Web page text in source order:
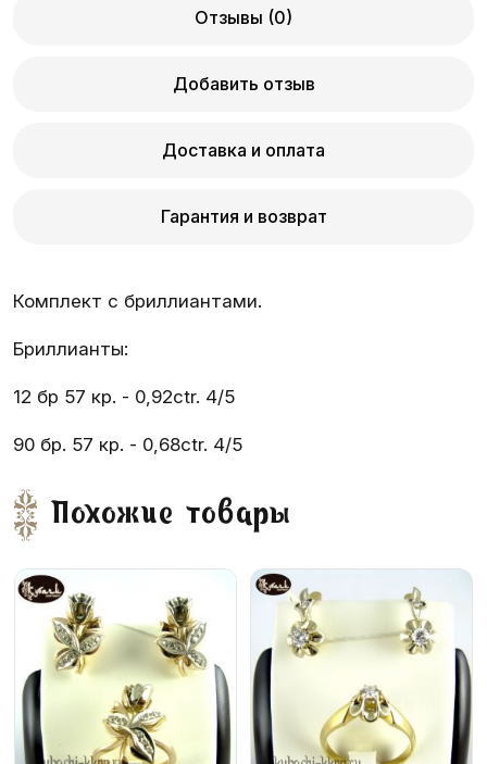
Отзывы (0)
Добавить отзыв
Доставка и оплата
Гарантия и возврат
Комплект с бриллиантами.
Бриллианты:
12 бр 57 кр. - 0,92ctr. 4/5
90 бр. 57 кр. - 0,68ctr. 4/5
Похожие товары